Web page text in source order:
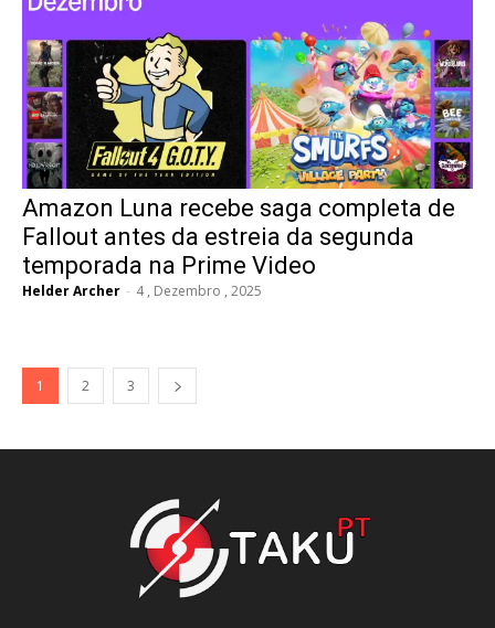
Amazon Luna recebe saga completa de
Fallout antes da estreia da segunda
temporada na Prime Video
Helder Archer - 4 , Dezembro , 2025
1 2 3